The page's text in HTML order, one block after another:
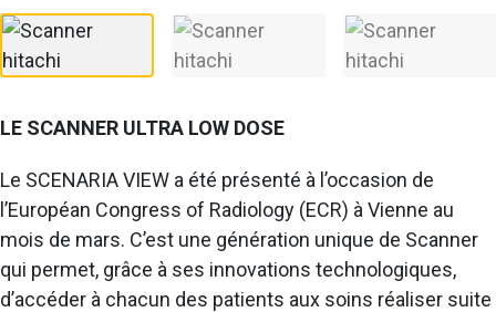
LE SCANNER ULTRA LOW DOSE
Le SCENARIA VIEW a été présenté à l’occasion de
l’Européan Congress of Radiology (ECR) à Vienne au
mois de mars. C’est une génération unique de Scanner
qui permet, grâce à ses innovations technologiques,
d’accéder à chacun des patients aux soins réaliser suite